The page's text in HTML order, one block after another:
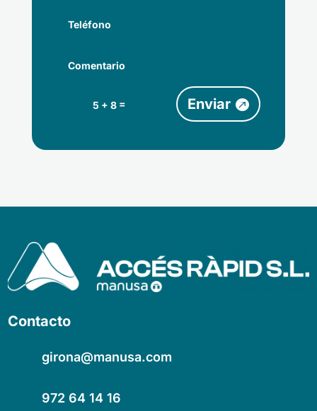
5 + 8 = Enviar
Contacto
girona@manusa.com
972 64 14 16